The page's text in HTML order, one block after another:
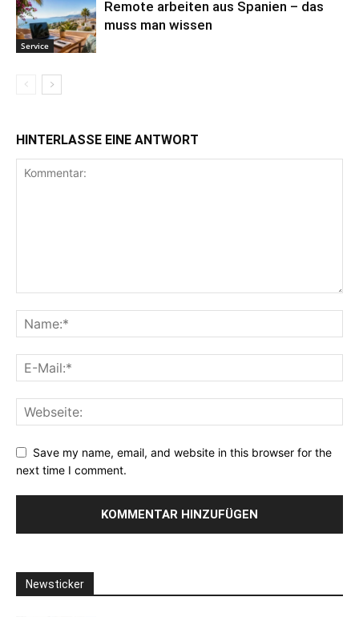
Service
Remote arbeiten aus Spanien – das
muss man wissen
HINTERLASSE EINE ANTWORT
Save my name, email, and website in this browser for the
next time I comment.
Newsticker